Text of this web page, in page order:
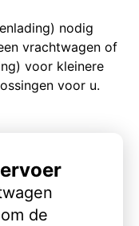
nodig
vrachtwagen of
voor kleinere
voor u.
de